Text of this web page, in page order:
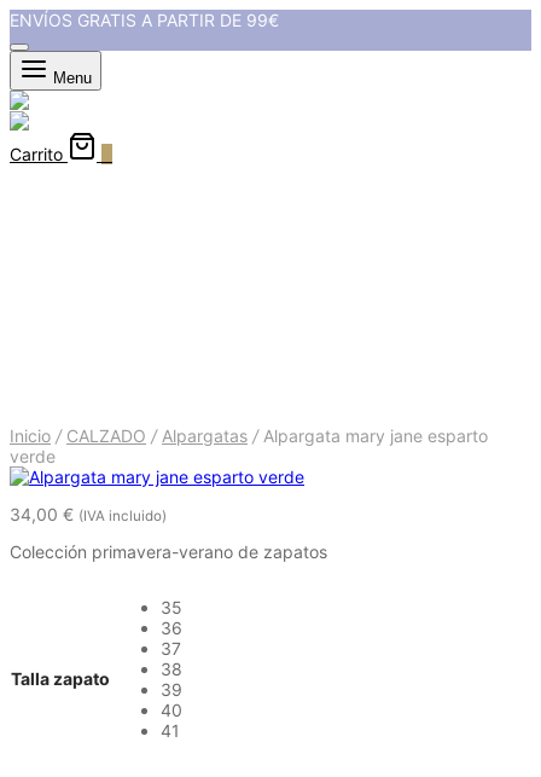
ENVÍOS GRATIS A PARTIR DE 99€
Menu
Carrito
Inicio / CALZADO / Alpargatas /Alpargata mary jane esparto
verde
34,00 € (IVA incluido)
Colección primavera-verano de zapatos
Talla zapato
35
36
37
38
39
40
41